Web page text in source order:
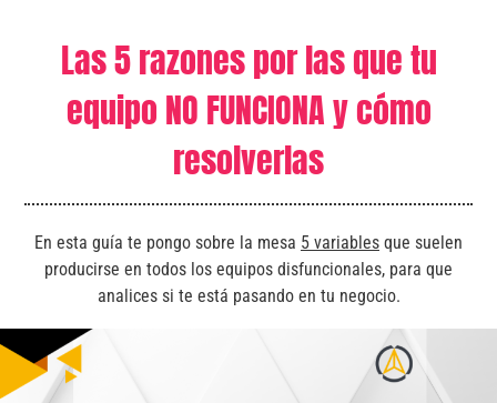
Las 5 razones por las que tu
equipo NO FUNCIONA y cómo
resolverlas
En esta guía te pongo sobre la mesa 5 variables que suelen
producirse en todos los equipos disfuncionales, para que
analices si te está pasando en tu negocio.